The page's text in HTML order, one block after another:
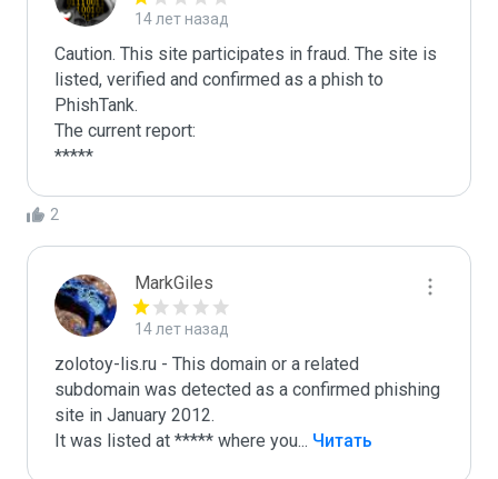
14 лет назад
Caution. This site participates in fraud. The site is
listed, verified and confirmed as a phish to
PhishTank.
The current report:
*****
2
MarkGiles
14 лет назад
zolotoy-lis.ru - This domain or a related
subdomain was detected as a confirmed phishing
site in January 2012.
It was listed at ***** where you... Читать